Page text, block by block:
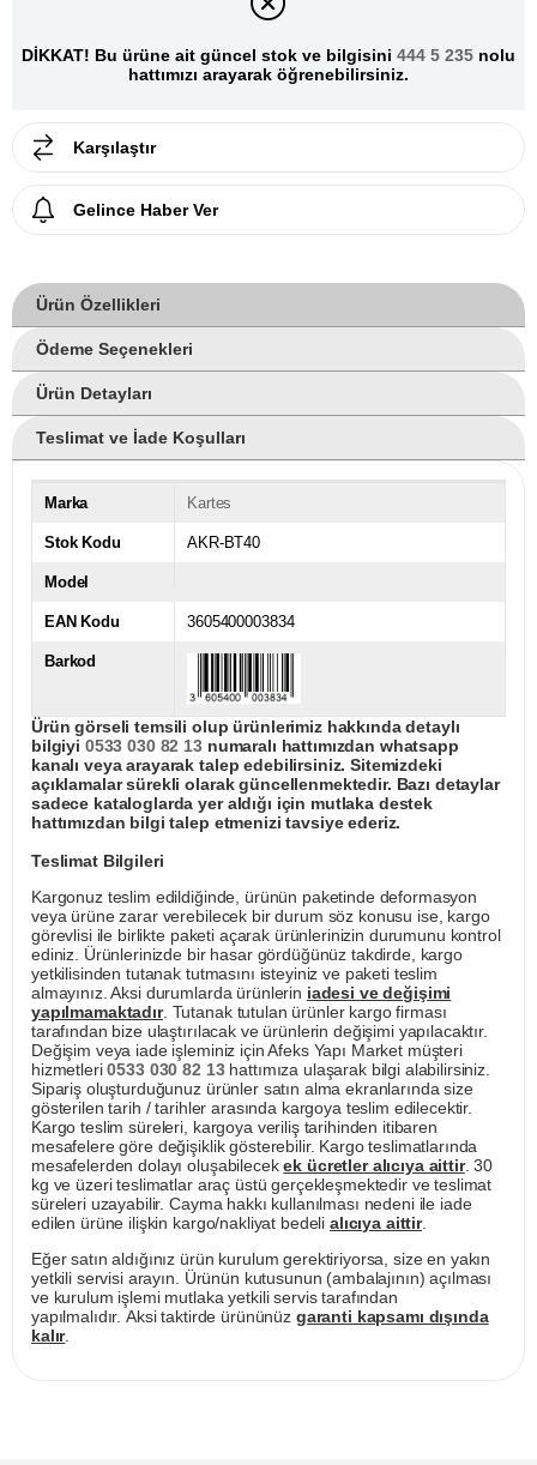
DİKKAT! Bu ürüne ait güncel stok ve bilgisini 444 5 235 nolu
hattımızı arayarak öğrenebilirsiniz.
Karşılaştır
Gelince Haber Ver
Ürün Özellikleri
Ödeme Seçenekleri
Ürün Detayları
Teslimat ve İade Koşulları
Marka Kartes
Stok Kodu AKR-BT40
Model
EAN Kodu 3605400003834
Barkod
Ürün görseli temsili olup ürünlerimiz hakkında detaylı
bilgiyi 0533 030 82 13numaralı hattımızdan whatsapp
kanalı veya arayarak talep edebilirsiniz. Sitemizdeki
açıklamalar sürekli olarak güncellenmektedir. Bazı detaylar
sadece kataloglarda yer aldığı için mutlaka destek
hattımızdan bilgi talep etmenizi tavsiye ederiz.
Teslimat Bilgileri
Kargonuz teslim edildiğinde, ürünün paketinde deformasyon
veya ürüne zarar verebilecek bir durum söz konusu ise, kargo
görevlisi ile birlikte paketi açarak ürünlerinizin durumunu kontrol
ediniz. Ürünlerinizde bir hasar gördüğünüz takdirde, kargo
yetkilisinden tutanak tutmasını isteyiniz ve paketi teslim
almayınız. Aksi durumlarda ürünlerin iadesi ve değişimi
yapılmamaktadır. Tutanak tutulan ürünler kargo firması
tarafından bize ulaştırılacak ve ürünlerin değişimi yapılacaktır.
Değişim veya iade işleminiz için Afeks Yapı Market müşteri
hizmetleri0533 030 82 13hattımıza ulaşarak bilgi alabilirsiniz.
Sipariş oluşturduğunuz ürünler satın alma ekranlarında size
gösterilen tarih / tarihler arasında kargoya teslim edilecektir.
Kargo teslim süreleri, kargoya veriliş tarihinden itibaren
mesafelere göre değişiklik gösterebilir. Kargo teslimatlarında
mesafelerden dolayı oluşabilecekek ücretler alıcıya aittir. 30
kg ve üzeri teslimatlar araç üstü gerçekleşmektedir ve teslimat
süreleri uzayabilir. Cayma hakkı kullanılması nedeni ile iade
edilen ürüne ilişkin kargo/nakliyat bedeli alıcıya aittir.
Eğer satın aldığınız ürün kurulum gerektiriyorsa, size en yakın
yetkili servisi arayın. Ürünün kutusunun (ambalajının) açılması
ve kurulum işlemi mutlaka yetkili servis tarafından
yapılmalıdır. Aksi taktirde ürününüz garanti kapsamı dışında
kalır.